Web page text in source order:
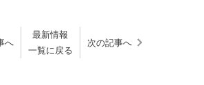
へ
最新情報
一覧に戻る
次の記事へ